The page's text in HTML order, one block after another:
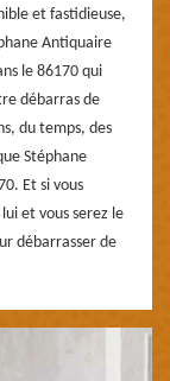
et fastidieuse,
Antiquaire
le 86170 qui
débarras de
du temps, des
Stéphane
Et si vous
et vous serez le
débarrasser de